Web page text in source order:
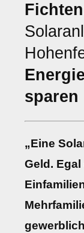
Energie
sparen
„Eine
Geld.